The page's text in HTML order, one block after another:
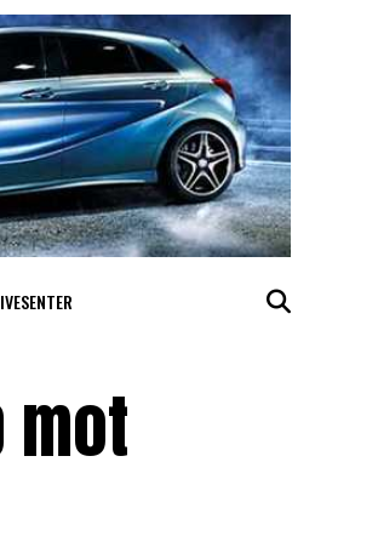
mot